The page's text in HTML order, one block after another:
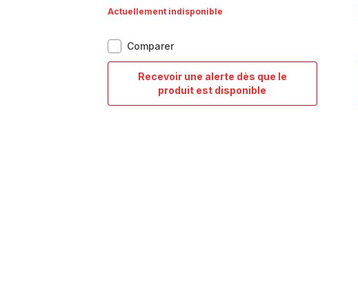
ComparerDuetto
On,
Batterie
de
Recevoir une alerte dès que le
produit est disponible
Duetto
On,
Actuellement indisponible